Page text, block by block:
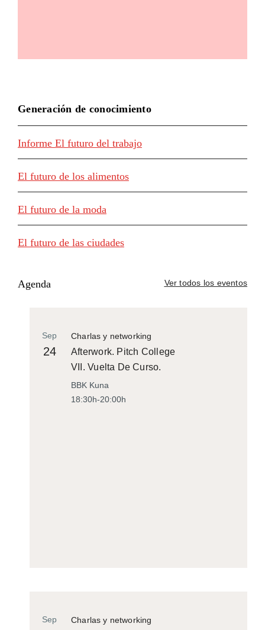
Generación de conocimiento
Informe El futuro del trabajo
El futuro de los alimentos
El futuro de la moda
El futuro de las ciudades
Agenda Ver todos los eventos
Charlas y networking
Sep
24
Afterwork. Pitch College
VII. Vuelta De Curso.
BBK Kuna
18:30h-20:00h
Charlas y networking
Sep